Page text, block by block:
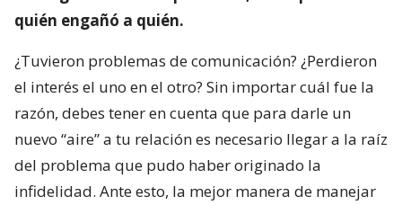
quién engañó a quién.
¿Tuvieron problemas de comunicación? ¿Perdieron
el interés el uno en el otro? Sin importar cuál fue la
razón, debes tener en cuenta que para darle un
nuevo “aire” a tu relación es necesario llegar a la raíz
del problema que pudo haber originado la
infidelidad. Ante esto, la mejor manera de manejar